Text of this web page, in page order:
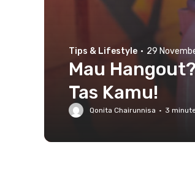
Tips & Lifestyle · 29
Mau
Tas Kamu!
Qonita Chairunnisa · 3